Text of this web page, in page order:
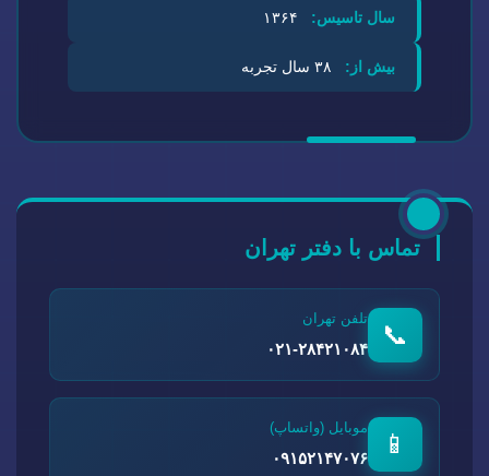
سال تاسیس:
بیش از:
تماس با دفتر تهران
📞
تلفن تهران
۰۲۱-۲۸۴۲۱۰۸۴
📱
موبایل (واتساپ)
۰۹۱۵۲۱۴۷۰۷۶